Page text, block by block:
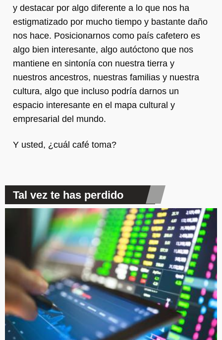
y destacar por algo diferente a lo que nos ha
estigmatizado por mucho tiempo y bastante daño
nos hace. Posicionarnos como país cafetero es
algo bien interesante, algo autóctono que nos
mantiene en sintonía con nuestra tierra y
nuestros ancestros, nuestras familias y nuestra
cultura, algo que incluso podría darnos un
espacio interesante en el mapa cultural y
empresarial del mundo.
Y usted, ¿cuál café toma?
Tal vez te has perdido